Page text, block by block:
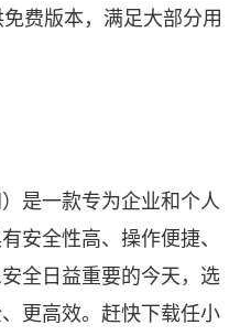
费版本，满足大部分用
是一款专为企业和个人
安全性高、操作便捷、
全日益重要的今天，选
更高效。赶快下载任小